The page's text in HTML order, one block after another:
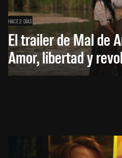
HACE 2 DÍAS
El trailer de Mal de
Amor, libertad y